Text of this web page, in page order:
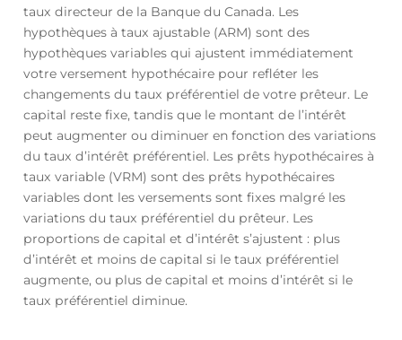
taux directeur de la Banque du Canada. Les
hypothèques à taux ajustable (ARM) sont des
hypothèques variables qui ajustent immédiatement
votre versement hypothécaire pour refléter les
changements du taux préférentiel de votre prêteur. Le
capital reste fixe, tandis que le montant de l’intérêt
peut augmenter ou diminuer en fonction des variations
du taux d’intérêt préférentiel. Les prêts hypothécaires à
taux variable (VRM) sont des prêts hypothécaires
variables dont les versements sont fixes malgré les
variations du taux préférentiel du prêteur. Les
proportions de capital et d’intérêt s’ajustent : plus
d’intérêt et moins de capital si le taux préférentiel
augmente, ou plus de capital et moins d’intérêt si le
taux préférentiel diminue.